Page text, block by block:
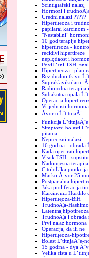
Scintigrafski nalaz
Hormoni i trudnoĂ¦a
Uredni nalazi ?????
Hipertireoza i
papilarni karcinom
"Nestabilni" hormoni
10 god terapije
hipertireoza -
recidivi hipertireze
neplodnost i
PoviĹˇeni TSH,
Hipertireoza i
Rezidualno tkivo
Supraklavikularni
Radiojodna terapija
Subakutna upala
Operacija
Vrijednosti hormona
Ăvor u ĹˇtitnjaĂ¨i -
Funkcija ĹˇtitnjaĂ¨e
Simptomi bolesti
pitanja
Neprecizni nalazi
16 godina - obrada
Kada operirati
Visok TSH -
Nadomjesna
CitoloĹˇka punkcija
Marko-Ă¨vor 25
Postpartalna
Jaka proliferacija
Karcinoma Hurthle
Hipertireoza-BiH
TrudnoĂ¦a-
Latentna
TrudnoĂ¦a i obrada
Prvi nalaz hormona
Operacija, da ili ne
Hipertireoza-
Bolest ĹˇtitnjaĂ¨e-
15 godina - dva
Velika cista u